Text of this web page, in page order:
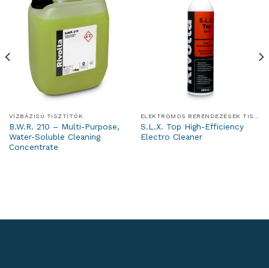
VÍZBÁZISÚ TISZTÍTÓK
B.W.R. 210 – Multi-Purpose,
Water-Soluble Cleaning
Concentrate
S.L.X. Top High-Efficiency
Electro Cleaner